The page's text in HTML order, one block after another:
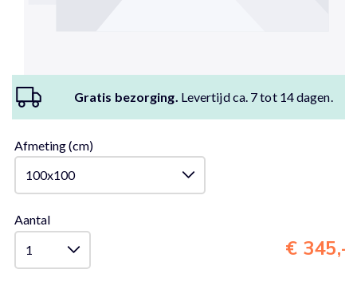
Gratis bezorging. Levertijd ca. 7 tot 14 dagen.
Afmeting (cm)
Aantal
€ 345,-